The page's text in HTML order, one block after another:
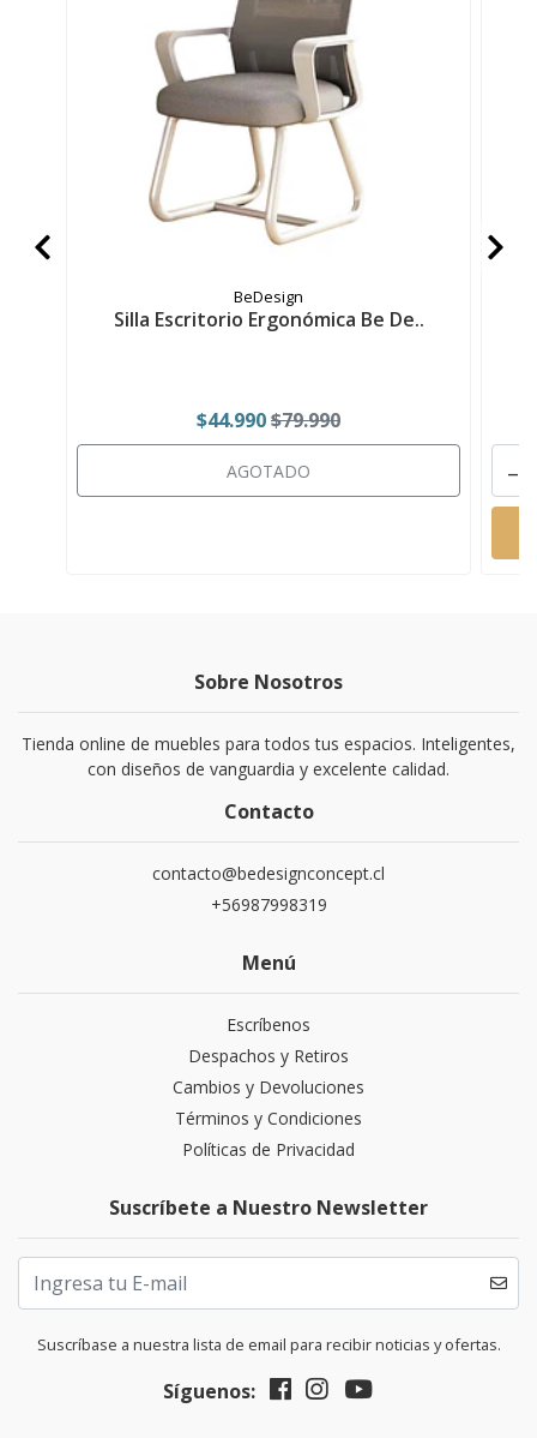
BeDesign
Silla Escritorio Ergonómica Be De..
$44.990$79.990
AGOTADO -
Sobre Nosotros
Tienda online de muebles para todos tus espacios. Inteligentes,
con diseños de vanguardia y excelente calidad.
Contacto
contacto@bedesignconcept.cl
+56987998319
Menú
Escríbenos
Despachos y Retiros
Cambios y Devoluciones
Términos y Condiciones
Políticas de Privacidad
Suscríbete a Nuestro Newsletter
Suscríbase a nuestra lista de email para recibir noticias y ofertas.
Síguenos: